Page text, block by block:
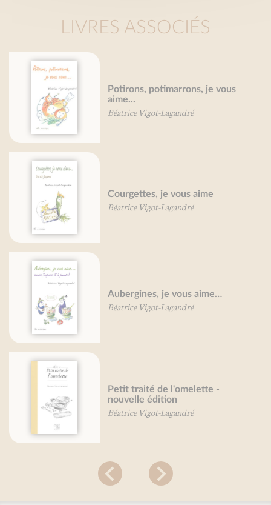
LIVRES ASSOCIÉS
Potirons, potimarrons, je vous
aime...
Béatrice Vigot-Lagandré
Courgettes, je vous aime
Béatrice Vigot-Lagandré
Aubergines, je vous aime…
Béatrice Vigot-Lagandré
Petit traité de l'omelette -
nouvelle édition
Béatrice Vigot-Lagandré